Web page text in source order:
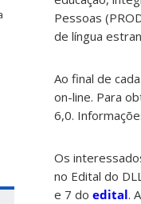
Pessoas
de língua
Ao final de
on-line. Para
6,0.
Os
no Edital do
e 7 do edital.